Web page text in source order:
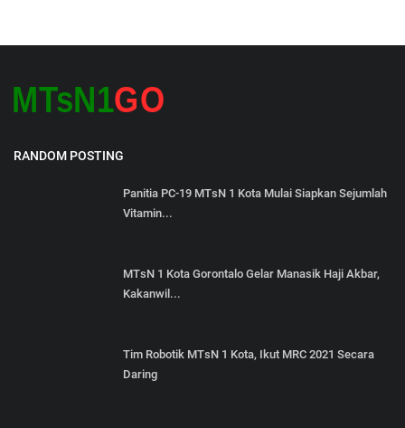
RANDOM POSTING
Panitia PC-19 MTsN 1 Kota Mulai Siapkan Sejumlah
Vitamin...
MTsN 1 Kota Gorontalo Gelar Manasik Haji Akbar,
Kakanwil...
Tim Robotik MTsN 1 Kota, Ikut MRC 2021 Secara
Daring